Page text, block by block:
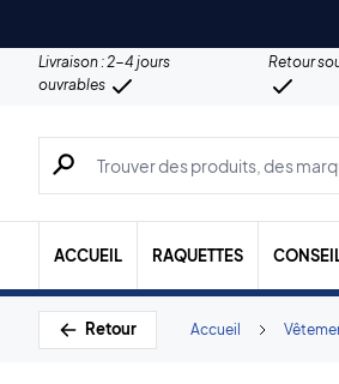
Livraison : 2-4 jours
ouvrables
Retour
Recherche de produits, de
ACCUEIL RAQUETTES
Retour Accueil